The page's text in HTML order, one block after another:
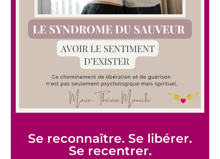
Se reconnaître. Se libérer.
Se recentrer.